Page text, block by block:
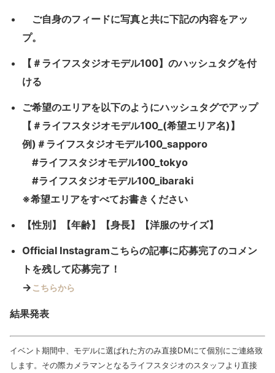
ご自身のフィードに写真と共に下記の内容をアッ
プ。
【＃ライフスタジオモデル100】のハッシュタグを付
ける
ご希望のエリアを以下のようにハッシュタグでアップ
【＃ライフスタジオモデル100_(希望エリア名)】
例)＃ライフスタジオモデル100_sapporo
#ライフスタジオモデル100_tokyo
#ライフスタジオモデル100_ibaraki
※希望エリアをすべてお書きください
【性別】【年齢】【身長】【洋服のサイズ】
Official Instagramこちらの記事に応募完了のコメン
トを残して応募完了！
→ こちらから
結果発表
イベント期間中、モデルに選ばれた方のみ直接DMにて個別にご連絡致
します。その際カメラマンとなるライフスタジオのスタッフより直接